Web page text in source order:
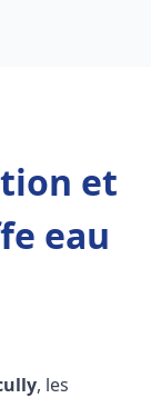
et
eau
, les